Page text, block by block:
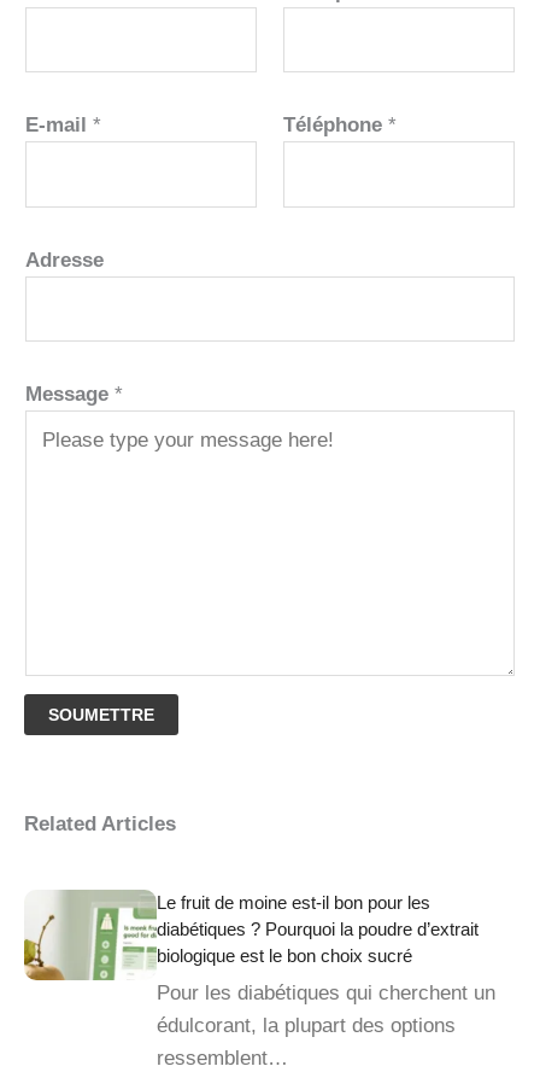
E-mail * Téléphone *
Adresse
Message *
SOUMETTRE
Related Articles
Le fruit de moine est-il bon pour les
diabétiques ? Pourquoi la poudre d’extrait
biologique est le bon choix sucré
Pour les diabétiques qui cherchent un
édulcorant, la plupart des options
ressemblent…